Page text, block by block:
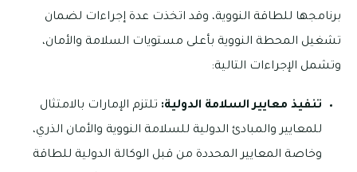
برنامجها للطاقة النووية، وقد اتخذت عدة إجراءات لضمان
تشغيل المحطة النووية بأعلى مستويات السلامة والأمان،
وتشمل الإجراءات التالية:
تنفيذ معايير السلامة الدولية: تلتزم الإمارات بالامتثال
للمعايير والمبادئ الدولية للسلامة النووية والأمان الذري،
وخاصة المعايير المحددة من قبل الوكالة الدولية للطاقة